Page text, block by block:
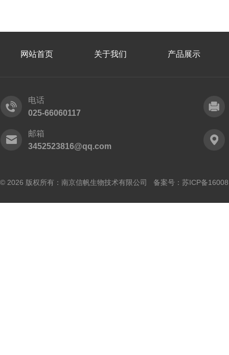
网站首页 关于我们 产品展示
电话
025-66060117
邮箱
3452523816@qq.com
© 2026 版权所有：南京信帆生物技术有限公司 备案号： 苏ICP备